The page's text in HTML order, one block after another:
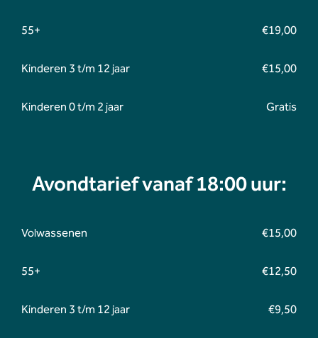
55+ €19,00
Kinderen 3 t/m 12 jaar €15,00
Kinderen 0 t/m 2 jaar Gratis
Avondtarief vanaf 18:00 uur:
Volwassenen €15,00
55+ €12,50
Kinderen 3 t/m 12 jaar €9,50